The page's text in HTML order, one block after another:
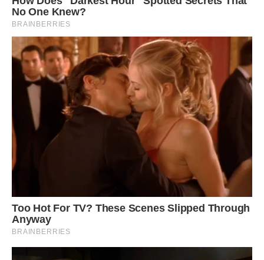
вважають змією…
ми з чоловіком збирали протягом декількох місяців. Та й
хто давав комусь право це весілля псувати. Дуже
шкодую, що не перервала спілкування з Настею раніше.
Фото ілюстративне, з вільних джерел.
Сподобалася стаття? Поділіться з друзями на Facebook.